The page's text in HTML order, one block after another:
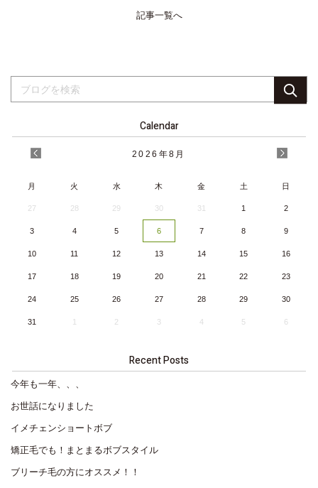
記事一覧へ
Calendar
2026 年8月
月 火 水 木 金 土 日
27 28 29 30 31 1 2
3 4 5 6 7 8 9
10 11 12 13 14 15 16
17 18 19 20 21 22 23
24 25 26 27 28 29 30
31 1 2 3 4 5 6
Recent Posts
今年も一年、、、
お世話になりました
イメチェンショートボブ
矯正毛でも！まとまるボブスタイル
ブリーチ毛の方にオススメ！！